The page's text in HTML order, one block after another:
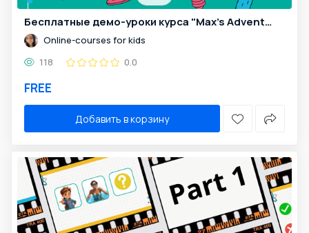
Бесплатные демо-уроки курса "Max's Adventures", 8 уроков
Online-courses for kids
118
0.0
FREE
Добавить в корзину